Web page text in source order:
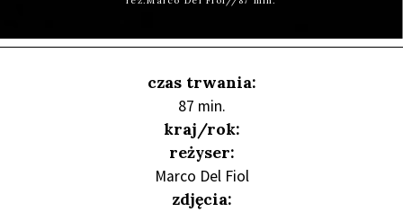
czas trwania:
87 min.
kraj/rok:
reżyser:
Marco Del Fiol
zdjęcia: